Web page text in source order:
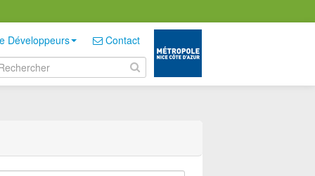
Développeurs Contact